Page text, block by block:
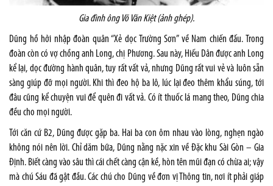
Gia đình ông Võ Văn Kiệt (ảnh ghép).
Dũng hồ hởi nhập đoàn quân “Xẻ dọc Trường Sơn” về Nam chiến đấu. Trong
đoàn còn có vợ chồng anh Long, chị Phương. Sau này, Hiếu Dân được anh Long
kể lại, dọc đường hành quân, tuy rất vất vả, nhưng Dũng rất vui vẻ và luôn sẵn
sàng giúp đỡ mọi người. Khi thì đeo hộ ba lô, lúc lại đeo thêm khẩu súng, tới
đâu cũng kể chuyện vui để quên đi vất vả. Có ít thuốc lá mang theo, Dũng chia
đều cho mọi người.
Tới căn cứ B2, Dũng được gặp ba. Hai ba con ôm nhau vào lòng, nghẹn ngào
không nói nên lời. Chỉ dăm bữa, Dũng nằng nặc xin về Đặc khu Sài Gòn – Gia
Định. Biết càng vào sâu thì cái chết càng cận kề, hòn tên mũi đạn có chừa ai; vậy
mà chú Sáu đã gật đầu. Các chú cho Dũng về đơn vị Thông tin, nơi ít phải giáp